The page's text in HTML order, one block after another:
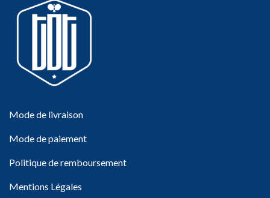
Mode de livraison
Mode de paiement
Politique de remboursement
Mentions Légales